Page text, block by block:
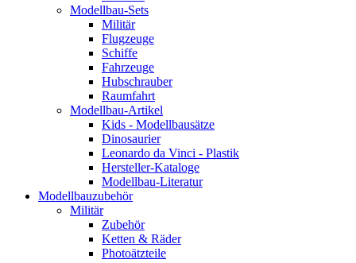
Modellbau-Sets
Militär
Flugzeuge
Schiffe
Fahrzeuge
Hubschrauber
Raumfahrt
Modellbau-Artikel
Kids - Modellbausätze
Dinosaurier
Leonardo da Vinci - Plastik
Hersteller-Kataloge
Modellbau-Literatur
Modellbauzubehör
Militär
Zubehör
Ketten & Räder
Photoätzteile